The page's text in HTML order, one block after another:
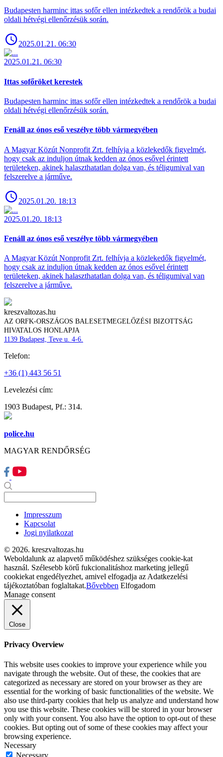
Budapesten harminc ittas sofőr ellen intézkedtek a rendőrök a budai
oldali hétvégi ellenőrzésük során.
2025.01.21. 06:30
2025.01.21. 06:30
Ittas sofőröket kerestek
Budapesten harminc ittas sofőr ellen intézkedtek a rendőrök a budai
oldali hétvégi ellenőrzésük során.
Fenáll az ónos eső veszélye több vármegyében
A Magyar Közút Nonprofit Zrt. felhívja a közlekedők figyelmét,
hogy csak az induljon útnak kedden az ónos esővel érintett
területeken, akinek halaszthatatlan dolga van, és téligumival van
felszerelve a járműve.
2025.01.20. 18:13
2025.01.20. 18:13
Fenáll az ónos eső veszélye több vármegyében
A Magyar Közút Nonprofit Zrt. felhívja a közlekedők figyelmét,
hogy csak az induljon útnak kedden az ónos esővel érintett
területeken, akinek halaszthatatlan dolga van, és téligumival van
felszerelve a járműve.
kreszvaltozas.hu
AZ ORFK-ORSZÁGOS BALESETMEGELŐZÉSI BIZOTTSÁG
HIVATALOS HONLAPJA
1139 Budapest, Teve u. 4-6.
Telefon:
+36 (1) 443 56 51
Levelezési cím:
1903 Budapest, Pf.: 314.
police.hu
MAGYAR RENDŐRSÉG
Impresszum
Kapcsolat
Jogi nyilatkozat
© 2026. kreszvaltozas.hu
Weboldalunk az alapvető működéshez szükséges cookie-kat
használ. Szélesebb körű fukcionalitáshoz marketing jellegű
cookiekat engedélyezhet, amivel elfogadja az Adatkezelési
tájékoztatóban foglaltakat.Bővebben Elfogadom
Manage consent
Close
Privacy Overview
This website uses cookies to improve your experience while you
navigate through the website. Out of these, the cookies that are
categorized as necessary are stored on your browser as they are
essential for the working of basic functionalities of the website. We
also use third-party cookies that help us analyze and understand how
you use this website. These cookies will be stored in your browser
only with your consent. You also have the option to opt-out of these
cookies. But opting out of some of these cookies may affect your
browsing experience.
Necessary
Necessary